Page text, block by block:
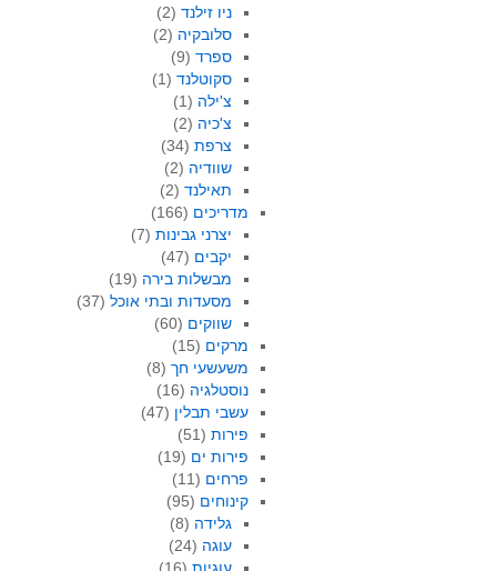
ניו זילנד (2)
סלובקיה (2)
ספרד (9)
סקוטלנד (1)
צ'ילה (1)
צ'כיה (2)
צרפת (34)
שוודיה (2)
תאילנד (2)
מדריכים (166)
יצרני גבינות (7)
יקבים (47)
מבשלות בירה (19)
מסעדות ובתי אוכל (37)
שווקים (60)
מרקים (15)
משעשעי חך(8)
נוסטלגיה (16)
עשבי תבלין (47)
פירות(51)
פירות ים (19)
פרחים (11)
קינוחים (95)
גלידה (8)
עוגה (24)